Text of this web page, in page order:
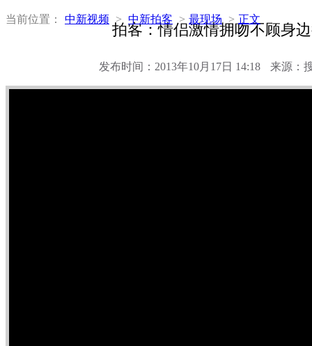
当前位置： 中新视频 > 中新拍客 > 最现场 > 正文
拍客：情侣激情拥吻不顾身
发布时间：2013年10月17日 14:18 来源：